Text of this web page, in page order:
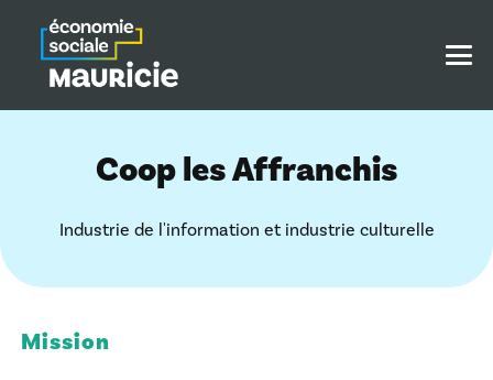
Coop les Affranchis
Industrie de l'information et industrie culturelle
Mission